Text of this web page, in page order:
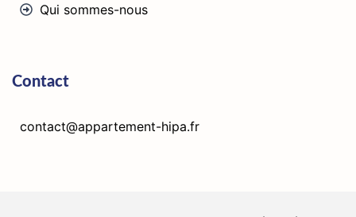
Qui sommes-nous
Contact
contact@appartement-hipa.fr